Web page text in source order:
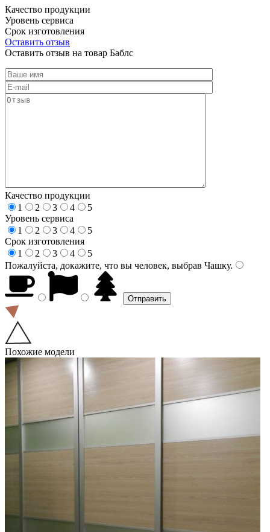
Качество продукции
Уровень сервиса
Срок изготовления
Оставить отзыв
Оставить отзыв на товар Баблс
Качество продукции
1
2 3 4
5
Уровень сервиса
1
2 3 4
5
Срок изготовления
1
2 3 4
5
Пожалуйста, докажите, что вы человек, выбрав Чашку.
Похожие модели